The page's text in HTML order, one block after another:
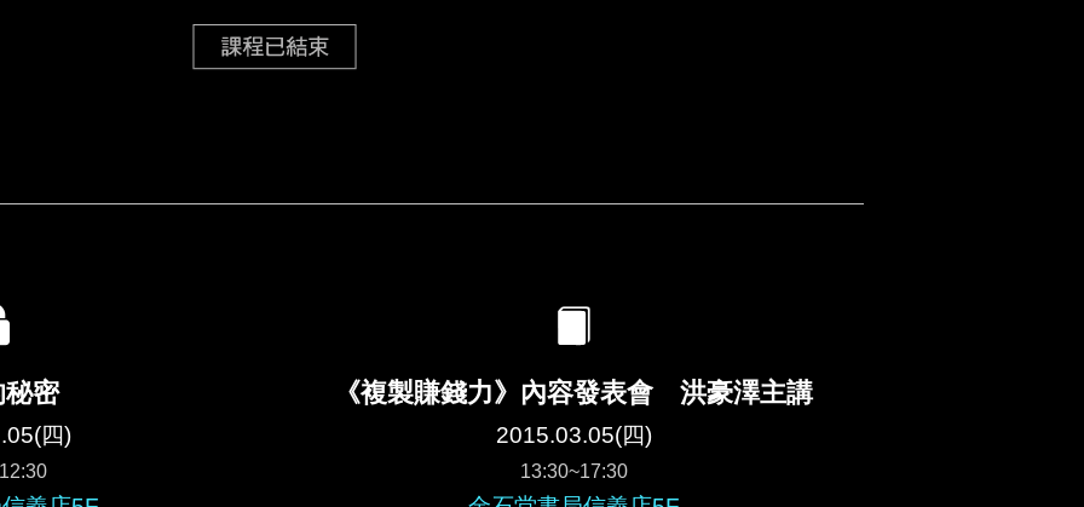
密
四)
《複製賺錢力》內容發表會 洪豪澤主講
2015.03.05(四)
13:30~17:30